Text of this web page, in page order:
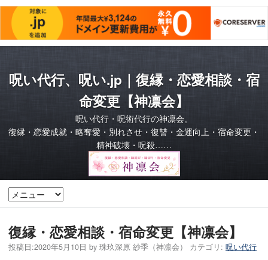
呪い代行、呪い.jp｜復縁・恋愛相談・宿
命変更【神凛会】
呪い代行・呪術代行の神凛会。
復縁・恋愛成就・略奪愛・別れさせ・復讐・金運向上・宿命変更・
精神破壊・呪殺……
復縁・恋愛相談・宿命変更【神凛会】
投稿日:2020年5月10日 by 珠玖深原 紗季（神凛会） カテゴリ: 呪い代行